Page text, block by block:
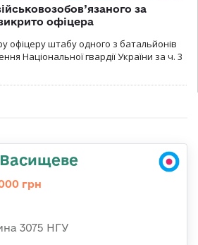
за
офіцера
офіцеру штабу одного з батальйонів
Національної гвардії України за ч. 3
грн
3075 НГУ